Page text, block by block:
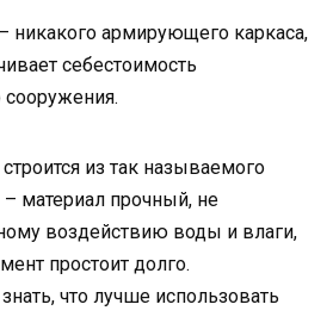
никакого армирующего каркаса,
себестоимость
из так называемого
материал прочный, не
воздействию воды и влаги,
простоит долго.
что лучше использовать